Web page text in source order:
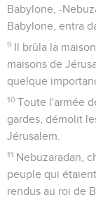
Babylone, -
Babylone, entra
9 Il brûla la
maisons de
quelque
10 Toute l'armée
gardes, démolit
Jérusalem.
11 Nebuzaradan,
peuple qui
rendus au roi de